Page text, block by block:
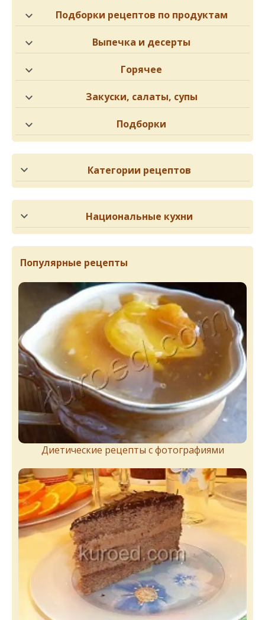
Подборки рецептов по продуктам
Выпечка и десерты
Горячее
Закуски, салаты, супы
Подборки
Категории рецептов
Национальные кухни
Популярные рецепты
Диетические рецепты с фотографиями